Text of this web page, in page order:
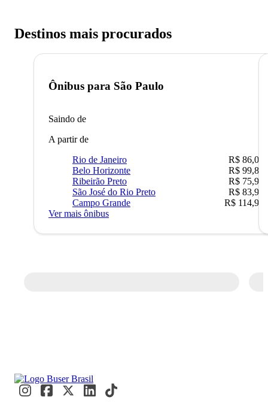
Destinos mais procurados
Ônibus para São Paulo
Saindo de
A partir de
Rio de Janeiro
R$ 86,00
Belo Horizonte
R$ 99,89
Ribeirão Preto
R$ 75,90
São José do Rio Preto
R$ 83,90
Campo Grande
R$ 114,90
Ver mais ônibus